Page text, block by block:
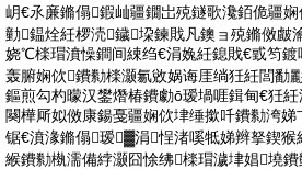
岄€氶亷鏅傝鍜屾疆鐗岀殑鐩歌瀺銆佹疆
勭鎾烇紝椤涜鐬垜鍊戝凡鐭ョ殑鏅傚皻
娆℃檪瑁濆懆鐧间綀绉€涓婏紝鎴戝€戜笉
轰腑娴佽鐨勬檪灏氱敓娲诲厓绱狅紝閭勫
鏂煎勾杓曚汉鐢熸椿鐨勮ō瑷堝啀鍓甸€狅
闋樺厛姒傚康鍚戞疆娴佽垏缍撳吀鐨勬洿
锯€濆湪鏅傝瑷▓涓悜渚嗘牴娣辫拏鍥猴
緱鐨勬槸濡備綍灏囧悇绋檪瑁濊垏娼墝